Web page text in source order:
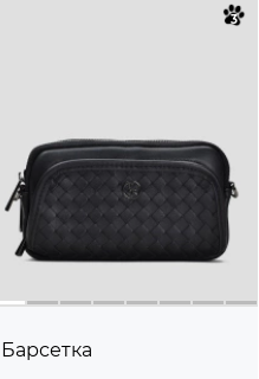
Барсетка